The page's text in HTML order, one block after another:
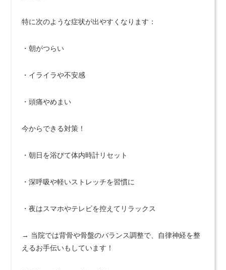
特に次のような症状が出やすくなります：
・朝がつらい
・イライラや不安感
・頭痛やめまい
今からできる対策！
・朝日を浴びて体内時計リセット
・深呼吸や軽いストレッチを習慣に
・夜はスマホやテレビを控えてリラックス
→ 当院では背骨や骨盤のバランス調整で、自律神経を整
えるお手伝いもしています！